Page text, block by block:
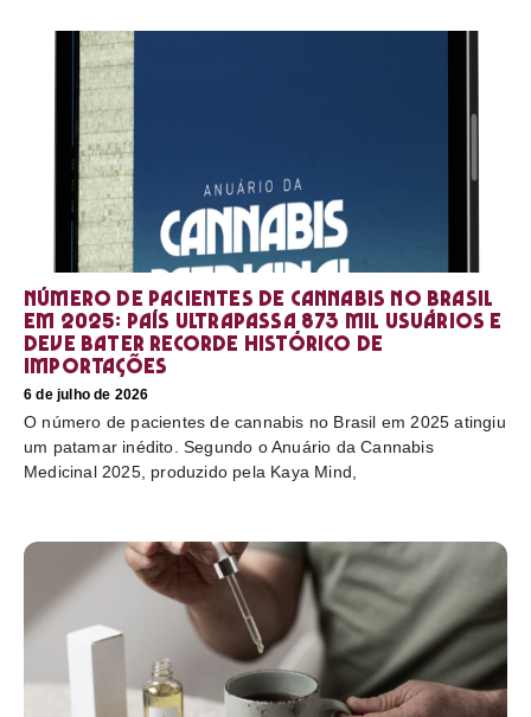
Número de pacientes de cannabis no Brasil
em 2025: país ultrapassa 873 mil usuários e
deve bater recorde histórico de
importações
6 de julho de 2026
O número de pacientes de cannabis no Brasil em 2025 atingiu
um patamar inédito. Segundo o Anuário da Cannabis
Medicinal 2025, produzido pela Kaya Mind,